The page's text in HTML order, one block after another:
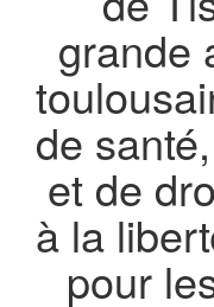
grande
de
et de
à la
pour